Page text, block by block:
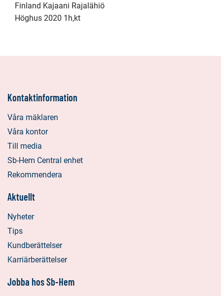
Finland Kajaani Rajalähiö
Höghus 2020 1h,kt
Kontaktinformation
Våra mäklaren
Våra kontor
Till media
Sb-Hem Central enhet
Rekommendera
Aktuellt
Nyheter
Tips
Kundberättelser
Karriärberättelser
Jobba hos Sb-Hem